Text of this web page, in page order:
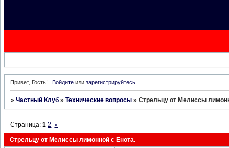
Привет, Гость! Войдитеили зарегистрируйтесь.
»Частный Клуб »Технические вопросы »Стрельцу от Мелиссы
Стрельцу от Мелиссы лимонной с Енота.
Страница:1 2 »